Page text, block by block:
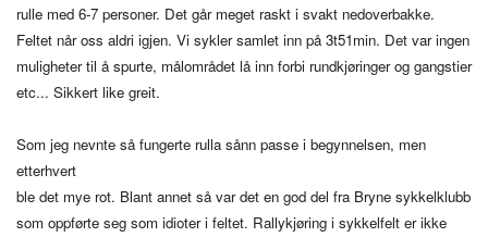
rulle med 6-7 personer. Det går meget raskt i svakt nedoverbakke.
Feltet når oss aldri igjen. Vi sykler samlet inn på 3t51min. Det var ingen
muligheter til å spurte, målområdet lå inn forbi rundkjøringer og gangstier
etc... Sikkert like greit.
Som jeg nevnte så fungerte rulla sånn passe i begynnelsen, men
etterhvert
ble det mye rot. Blant annet så var det en god del fra Bryne sykkelklubb
som oppførte seg som idioter i feltet. Rallykjøring i sykkelfelt er ikke